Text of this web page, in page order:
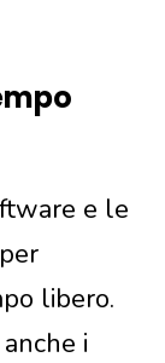
e le
libero.
i